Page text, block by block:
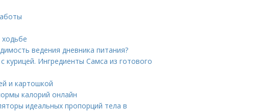
ведения дневника питания?
курицей. Ингредиенты Самса из готового
и картошкой
калорий онлайн
идеальных пропорций тела в